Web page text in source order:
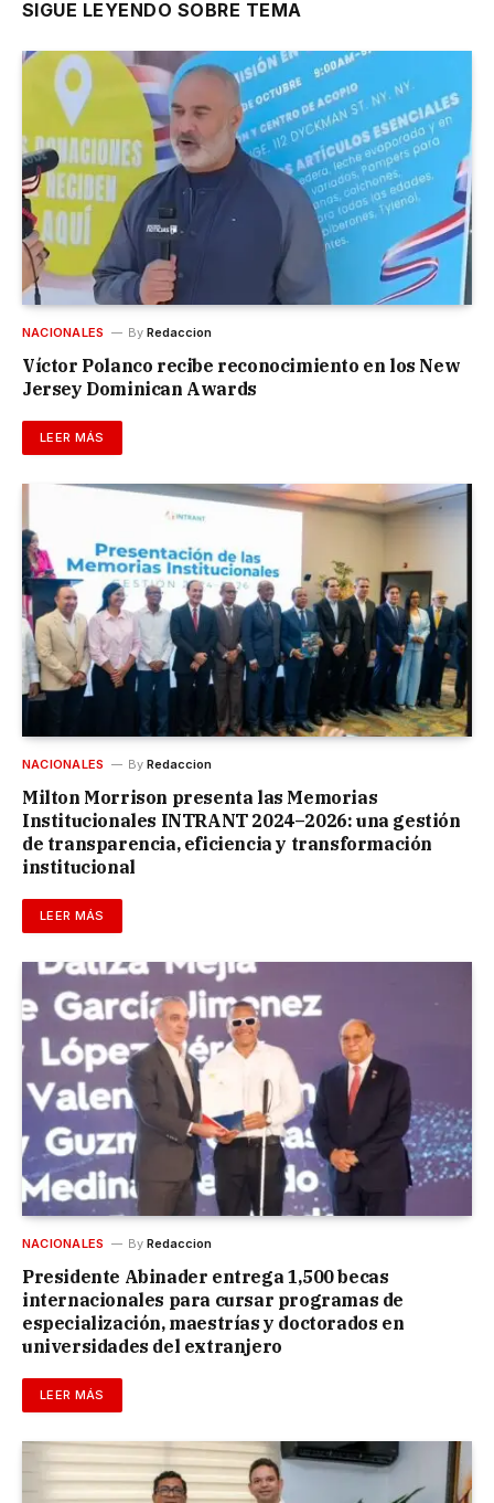
SIGUE LEYENDO SOBRE TEMA
NACIONALES By Redaccion
Víctor Polanco recibe reconocimiento en los New
Jersey Dominican Awards
LEER MÁS
NACIONALES By Redaccion
Milton Morrison presenta las Memorias
Institucionales INTRANT 2024–2026: una gestión
de transparencia, eficiencia y transformación
institucional
LEER MÁS
NACIONALES By Redaccion
Presidente Abinader entrega 1,500 becas
internacionales para cursar programas de
especialización, maestrías y doctorados en
universidades del extranjero
LEER MÁS